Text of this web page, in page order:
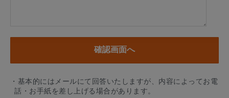
・基本的にはメールにて回答いたしますが、内容によってお電
話・お手紙を差し上げる場合があります。